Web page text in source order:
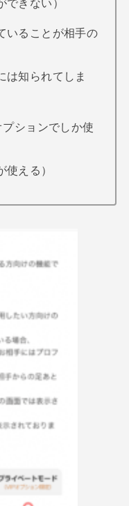
できない）
いることが相手の
は知られてしま
ションでしか使
使える）